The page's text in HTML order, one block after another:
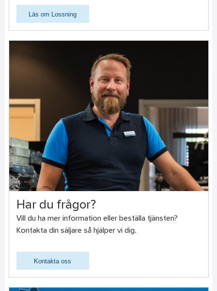
Läs om Lossning
Har du frågor?
Vill du ha mer information eller beställa tjänsten?
Kontakta din säljare så hjälper vi dig.
Kontakta oss